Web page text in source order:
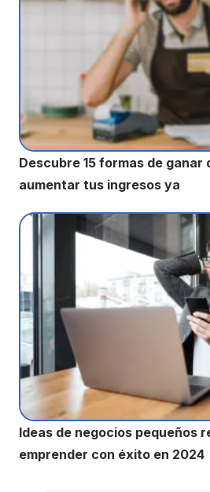
Descubre 15 formas de
aumentar tus ingresos ya
Ideas de negocios pequeños
emprender con éxito en 2024